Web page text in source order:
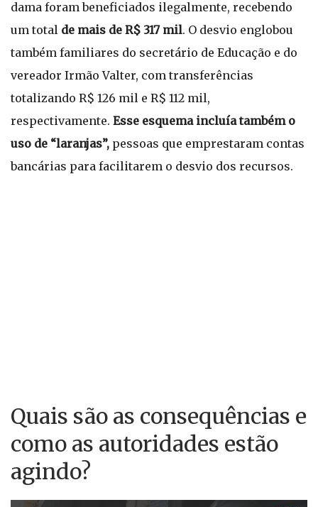
dama foram beneficiados ilegalmente, recebendo
um total de mais de R$ 317 mil. O desvio englobou
também familiares do secretário de Educação e do
vereador Irmão Valter, com transferências
totalizando R$ 126 mil e R$ 112 mil,
respectivamente. Esse esquema incluía também o
uso de “laranjas”, pessoas que emprestaram contas
bancárias para facilitarem o desvio dos recursos.
Quais são as consequências e
como as autoridades estão
agindo?